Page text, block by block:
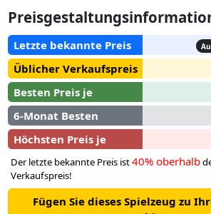
Letzte bekannte Preis
Üblicher Verkaufspreis
Besten Preis je
6-Monat Besten
Höchsten Preis je
Der letzte bekannte Preis ist40% oberhalb
Verkaufspreis!
Fügen Sie dieses Spielzeug zu